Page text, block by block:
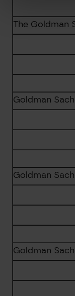
The Goldman
Goldman
Goldman
Goldman